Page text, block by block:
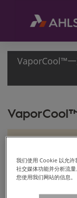
VaporCool™
页
品
绍
医
透气性良好
捕捉并散发水分
我们使用 Cookie 以允许
社交媒体功能并分析流
您使用我们网站的信息。